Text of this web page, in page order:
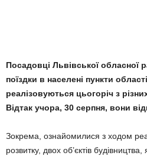
Посадовці Львівської
поїздки в населені пункти
реалізовуються цьогоріч з
Відтак учора, 30 серпня, вони
Зокрема, ознайомилися з ходом
розвитку, двох об’єктів